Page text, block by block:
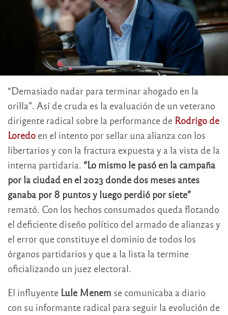
“Demasiado nadar para terminar ahogado en la
orilla”. Así de cruda es la evaluación de un veterano
dirigente radical sobre la performance de Rodrigo de
Loredo en el intento por sellar una alianza con los
libertarios y con la fractura expuesta y a la vista de la
interna partidaria. “Lo mismo le pasó en la campaña
por la ciudad en el 2023 donde dos meses antes
ganaba por 8 puntos y luego perdió por siete”
remató. Con los hechos consumados queda flotando
el deficiente diseño político del armado de alianzas y
el error que constituye el dominio de todos los
órganos partidarios y que a la lista la termine
oficializando un juez electoral.
El influyente Lule Menem se comunicaba a diario
con su informante radical para seguir la evolución de